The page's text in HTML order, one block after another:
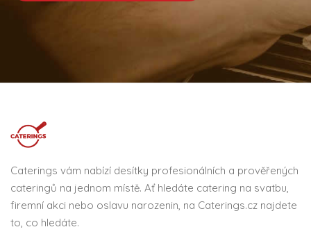
Caterings vám nabízí desítky profesionálních a prověřených
cateringů na jednom místě. Ať hledáte catering na svatbu,
firemní akci nebo oslavu narozenin, na Caterings.cz najdete
to, co hledáte.